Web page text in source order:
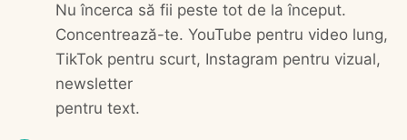
Nu încerca să fii peste tot de la început.
Concentrează-te. YouTube pentru video lung,
TikTok pentru scurt, Instagram pentru vizual,
newsletter
pentru text.